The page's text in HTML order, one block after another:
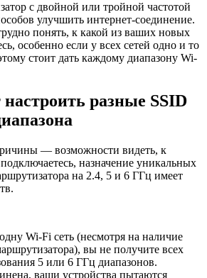
с двойной или тройной частотой
улучшить интернет-соединение.
понять, к какой из ваших новых
особенно если у всех сетей одно и то
стоит дать каждому диапазону Wi-
разные SSID
— возможности видеть, к
назначение уникальных
на 2.4, 5 и 6 ГГц имеет
Wi-Fi сеть (несмотря на наличие
вы не получите всех
5 или 6 ГГц диапазонов.
ваши устройства пытаются